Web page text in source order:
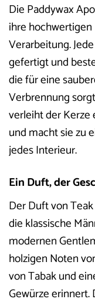
Die Paddywax
ihre
Verarbeitung.
gefertigt und
die für eine
Verbrennung
verleiht der Kerze
und macht sie zu
jedes Interieur.
Ein Duft, der
Der Duft von
die klassische
modernen
holzigen Noten
von Tabak und
Gewürze